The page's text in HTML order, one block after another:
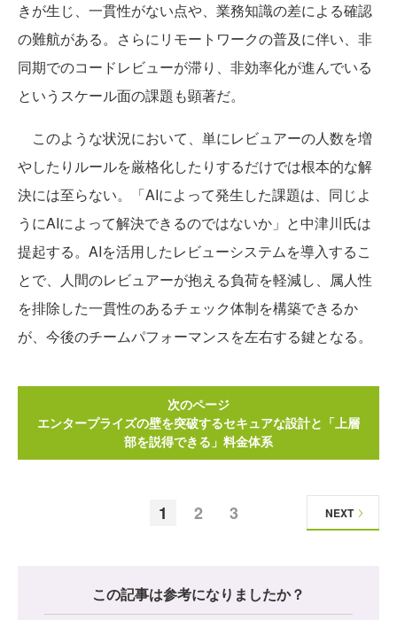
きが生じ、一貫性がない点や、業務知識の差による確認
の難航がある。さらにリモートワークの普及に伴い、非
同期でのコードレビューが滞り、非効率化が進んでいる
というスケール面の課題も顕著だ。
このような状況において、単にレビュアーの人数を増
やしたりルールを厳格化したりするだけでは根本的な解
決には至らない。「AIによって発生した課題は、同じよ
うにAIによって解決できるのではないか」と中津川氏は
提起する。AIを活用したレビューシステムを導入するこ
とで、人間のレビュアーが抱える負荷を軽減し、属人性
を排除した一貫性のあるチェック体制を構築できるか
が、今後のチームパフォーマンスを左右する鍵となる。
次のページ
エンタープライズの壁を突破するセキュアな設計と「上層
部を説得できる」料金体系
1 2 3 NEXT
この記事は参考になりましたか？